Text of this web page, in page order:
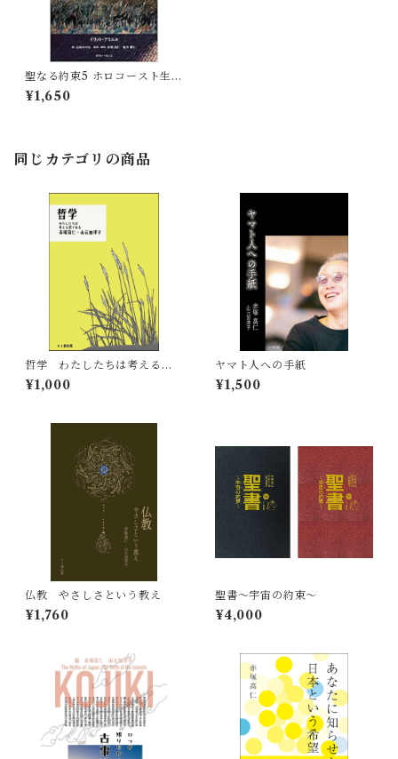
聖なる約束5 ホロコースト生存
者短編集 SCORCHED 焦がさ
れた世代
¥1,650
同じカテゴリの商品
哲学 わたしたちは考える葦
である
¥1,000
ヤマト人への手紙
¥1,500
仏教 やさしさという教え
¥1,760
聖書〜宇宙の約束〜
¥4,000